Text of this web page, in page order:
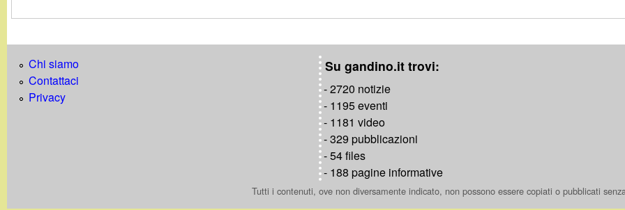
d
i
n
Chi siamo
Contattaci
Privacy
Su gandino.it trovi:
- 2720 notizie
- 1195 eventi
- 1181 video
- 329 pubblicazioni
- 54 files
- 188 pagine informative
Tutti i contenuti, ove non diversamente indicato, non possono essere copiati o pubblicati